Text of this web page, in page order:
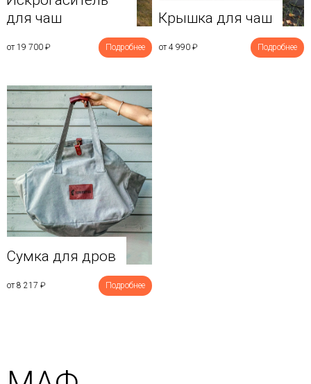
для чаш
от 19 700 ₽ Подробнее
Крышка для чаш
от 4 990 ₽ Подробнее
Сумка для дров
от 8 217 ₽ Подробнее